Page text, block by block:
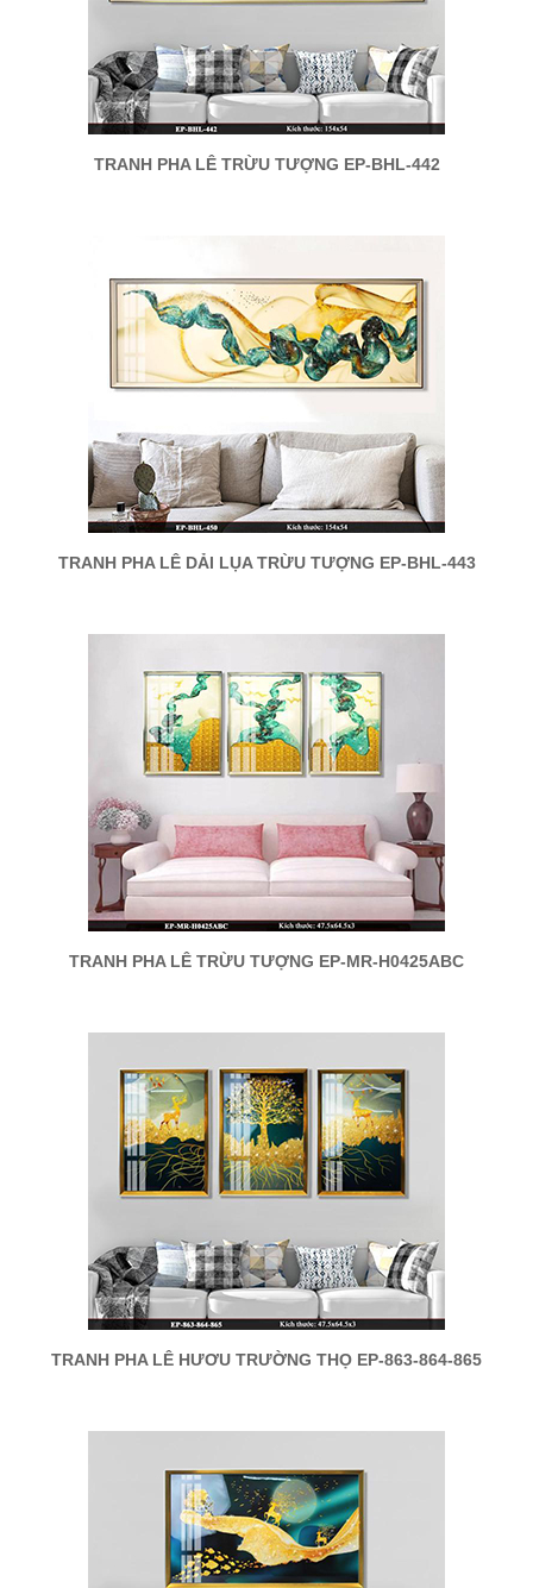
TRANH PHA LÊ TRỪU TƯỢNG EP-BHL-442
TRANH PHA LÊ DẢI LỤA TRỪU TƯỢNG EP-BHL-443
TRANH PHA LÊ TRỪU TƯỢNG EP-MR-H0425ABC
TRANH PHA LÊ HƯƠU TRƯỜNG THỌ EP-863-864-865